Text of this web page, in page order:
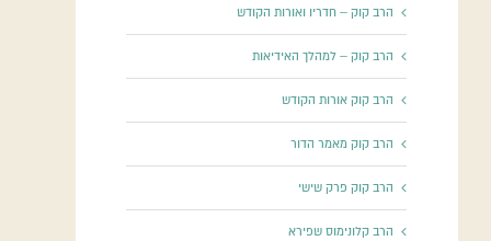
הרב קוק – חדריו ואורות הקודש
הרב קוק – למהלך האידיאות
הרב קוק אורות הקודש
הרב קוק מאמר הדור
הרב קוק פרק שישי
הרב קלונימוס שפירא